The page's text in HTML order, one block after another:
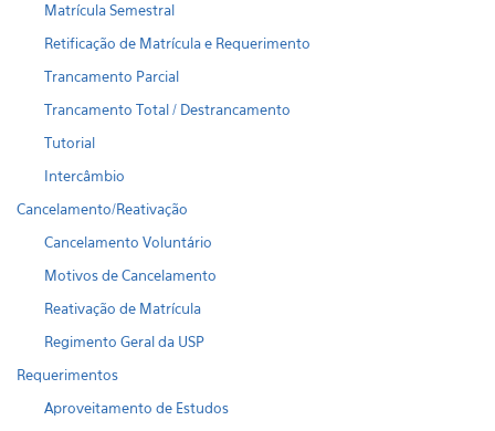
Matrícula Semestral
Retificação de Matrícula e Requerimento
Trancamento Parcial
Trancamento Total / Destrancamento
Tutorial
Intercâmbio
Cancelamento/Reativação
Cancelamento Voluntário
Motivos de Cancelamento
Reativação de Matrícula
Regimento Geral da USP
Requerimentos
Aproveitamento de Estudos